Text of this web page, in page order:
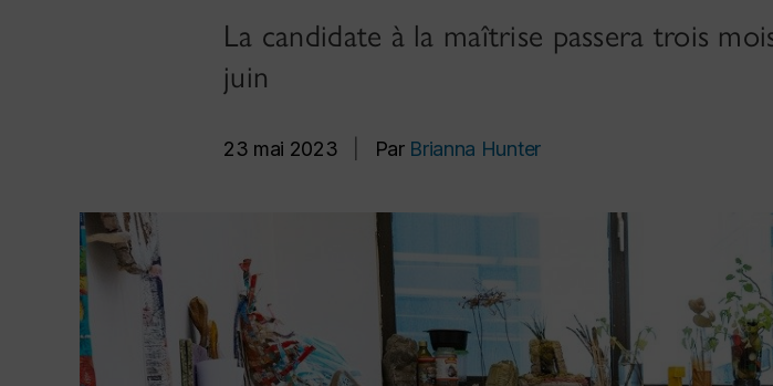
La candidate à la maîtrise passera trois
juin
23 mai 2023 Par Brianna Hunter